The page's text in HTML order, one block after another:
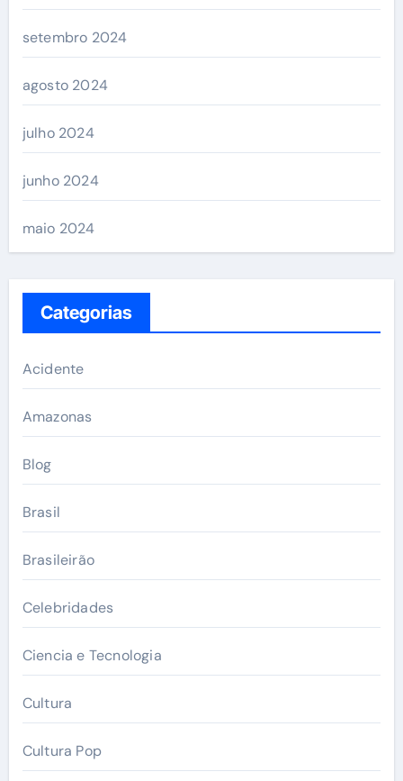
setembro 2024
agosto 2024
julho 2024
junho 2024
maio 2024
Categorias
Acidente
Amazonas
Blog
Brasil
Brasileirão
Celebridades
Ciencia e Tecnologia
Cultura
Cultura Pop